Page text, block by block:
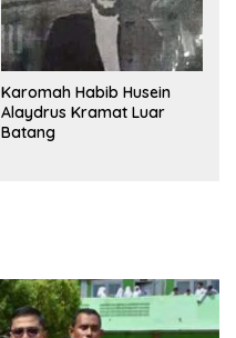
Karomah Habib Husein
Alaydrus Kramat Luar
Batang